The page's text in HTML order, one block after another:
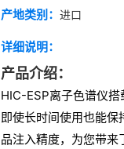
产地类别： 进口
详细说明：
产品介绍：
HIC-ESP离子色谱仪搭
即使长时间使用也能保
品注入精度，为您带来